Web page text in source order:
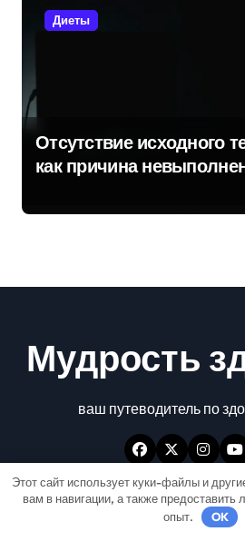
Диеты
Отсутствие исходного
как причина
Мудрость
ваш путеводитель по
Этот сайт использует куки-файлы и
вам в навигации, а также предоставить
опыт.
OK